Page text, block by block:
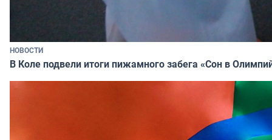
НОВОСТИ
В Коле подвели итоги пижамного забега «Сон в